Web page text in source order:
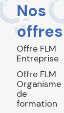
Nos
offres
Offre FLM
Entreprise
Offre FLM
Organisme
de
formation